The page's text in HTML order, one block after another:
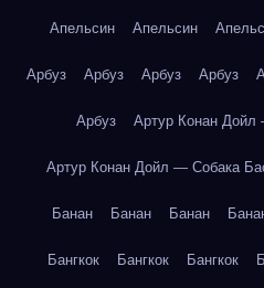
Апельсин Апельсин
Арбуз Арбуз Арбуз Арбуз
Арбуз Артур Конан Дойл
Артур Конан Дойл — Собака
Банан Банан Банан
Бангкок Бангкок Бангкок